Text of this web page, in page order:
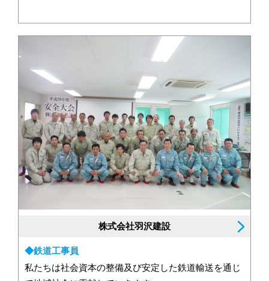
株式会社羽沢建設
◆鉄道工事員
私たちは社会資本の整備及び安定した鉄道輸送を通じ